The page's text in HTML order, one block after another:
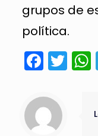
grupos de
política.